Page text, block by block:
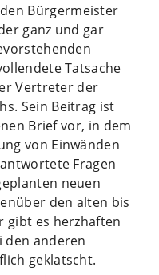
Bürgermeister
ganz und gar
Tatsache
Vertreter der
Sein Beitrag ist
Brief vor, in dem
von Einwänden
Fragen
neuen
den alten bis
gibt es herzhaften
den anderen
geklatscht.